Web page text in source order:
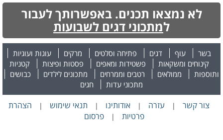
לא נמצאו תכנים. באפשרותך לעבור
למתכוני דגים לשבועות
בשר עוף דגים פתיחה וסלטים מרקים
עוגות ועוגיות
קינוחים ומשקאות
פשטידות ומאפים פסטות ופיצות
קטניות
ותוספות
ממולאים רטבים וממרחים מתכונים לילדים
כבושים
מתכוני עדות
חגים
צור קשר | עזרה | אודותינו | תנאי שימוש |
הצהרת
פרטיות
| פרסום